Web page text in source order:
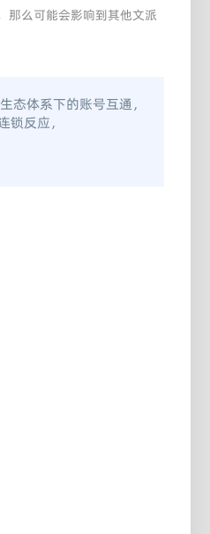
那么可能会影响到其他文派
态体系下的账号互通，
锁反应，